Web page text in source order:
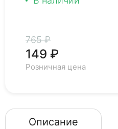
765 ₽
149 ₽
Розничная цена
Описание